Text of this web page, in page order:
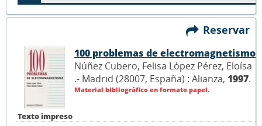
Reservar
Texto impreso
100 problemas de electromagnetismo
Núñez Cubero, Felisa López Pérez, Eloísa
.- Madrid (28007, España) : Alianza, 1997.
Material bibliográfico en formato papel.